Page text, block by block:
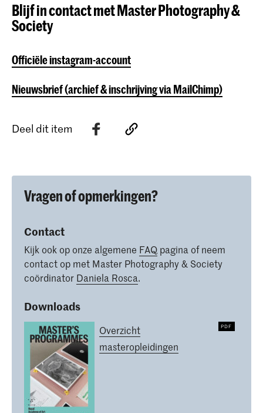
Blijf in contact met Master Photography &
Society
Officiële instagram-account
Nieuwsbrief (archief & inschrijving via MailChimp)
Deel dit item
Vragen of opmerkingen?
Contact
Kijk ook op onze algemene FAQ pagina of neem
contact op met Master Photography & Society
coördinator Daniela Rosca.
Downloads
Overzicht
masteropleidingen